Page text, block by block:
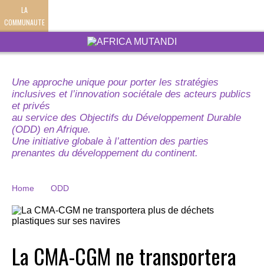
LA
COMMUNAUTE
Une approche unique pour porter les stratégies
inclusives et l’innovation sociétale des acteurs publics
et privés
au service des Objectifs du Développement Durable
(ODD) en Afrique.
Une initiative globale à l’attention des parties
prenantes du développement du continent.
Home ODD
La CMA-CGM ne transportera